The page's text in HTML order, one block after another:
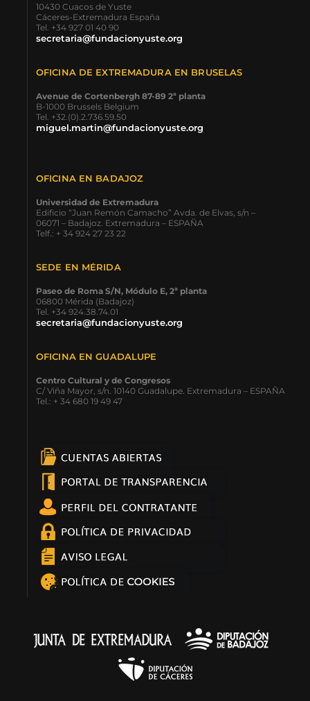
10430 Cuacos de Yuste
Cáceres-Extremadura España
Tel. +34 927 01 40 90
secretaria@fundacionyuste.org
OFICINA DE EXTREMADURA EN BRUSELAS
Avenue de Cortenbergh 87-89 2ª planta
B-1000 Brussels Belgium
Tel. +32.(0).2.736.59.50
miguel.martin@fundacionyuste.org
OFICINA EN BADAJOZ
Universidad de Extremadura
Edificio “Juan Remón Camacho” Avda. de Elvas, s/n –
06071 – Badajoz. Extremadura – ESPAÑA
Telf.: + 34 924 27 23 22
SEDE EN MÉRIDA
Paseo de Roma S/N, Módulo E, 2ª planta
06800 Mérida (Badajoz)
Tel. +34 924.38.74.01
secretaria@fundacionyuste.org
OFICINA EN GUADALUPE
Centro Cultural y de Congresos
C/ Viña Mayor, s/n. 10140 Guadalupe. Extremadura – ESPAÑA
Tel.: + 34 680 19 49 47